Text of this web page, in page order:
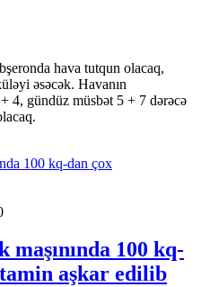
hava tutqun olacaq,
əsəcək. Havanın
4, gündüz müsbət 5 + 7 dərəcə
100 kq-
aşkar edilib